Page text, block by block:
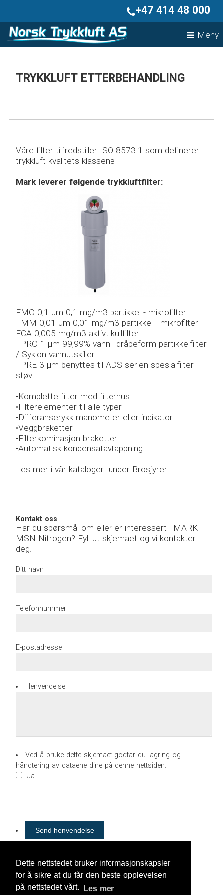
Dette nettstedet bruker informasjonskapsler
for å sikre at du får den beste opplevelsen
på nettstedet vårt.
Les mer
+47 414 48 000
Meny
MARK
SKRUEKOMPRESSOR
STEMPELKOMPRESSORER
TANK
TRYKKLUFT ETTERBEHANDLING
Våre filter tilfredstiller ISO 8573:1 som definerer
trykkluft kvalitets klassene
Mark leverer følgende trykkluftfilter:
FMO 0,1 μm 0,1 mg/m3 partikkel - mikrofilter
FMM 0,01 μm 0,01 mg/m3 partikkel - mikrofilter
FCA 0,005 mg/m3 aktivt kullfilter
FPRO 1 μm 99,99% vann i dråpeform partikkelfilter
/ Syklon vannutskiller
FPRE 3 μm benyttes til ADS serien spesialfilter
støv
•Komplette filter med filterhus
•Filterelementer til alle typer
•Differanserykk manometer eller indikator
•Veggbraketter
•Filterkominasjon braketter
•Automatisk kondensatavtappning
Les mer i vår kataloger under Brosjyrer.
Kontakt oss
Har du spørsmål om eller er interessert i MARK
MSN Nitrogen? Fyll ut skjemaet og vi kontakter
deg.
Ditt navn
Telefonnummer
E-postadresse
Henvendelse
Ved å bruke dette skjemaet godtar du lagring og
håndtering av dataene dine på denne nettsiden.
Ja
PRODUKTER: